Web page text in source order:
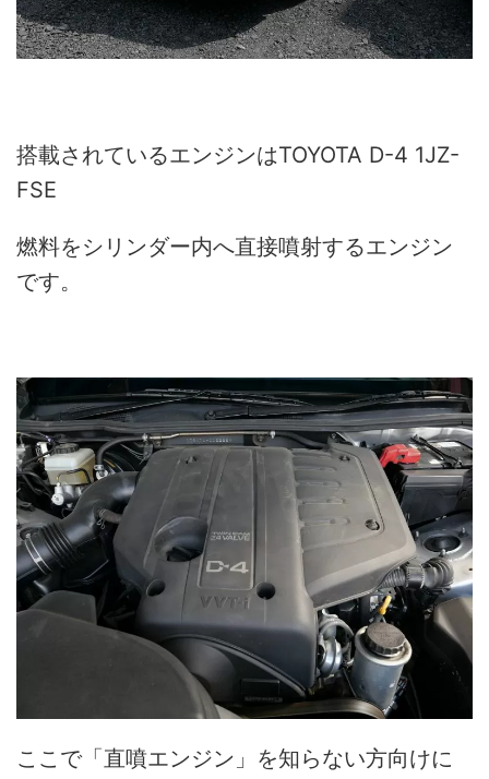
搭載されているエンジンはTOYOTA D-4 1JZ-
FSE
燃料をシリンダー内へ直接噴射するエンジン
です。
ここで「直噴エンジン」を知らない方向けに